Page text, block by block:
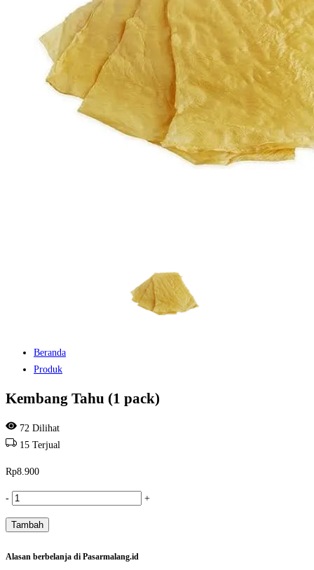
Beranda
Produk
Kembang Tahu (1 pack)
72 Dilihat
15 Terjual
Rp8.900
- Kuantitas
Tahu
+
Tambah
Alasan berbelanja di Pasarmalang.id